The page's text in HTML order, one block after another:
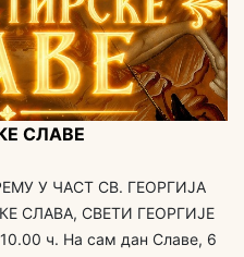
СЛАВЕ
У ЧАСТ СВ. ГЕОРГИЈА
СЛАВА, СВЕТИ ГЕОРГИЈЕ
ч. На сам дан Славе, 6